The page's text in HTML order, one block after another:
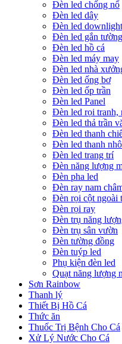
Đèn led chống nổ
Đèn led dây
Đèn led
Đèn led gắn tường
Đèn led hồ cá
Đèn led máy may
Đèn led nhà
Đèn led ống bơ
Đèn led ốp trần
Đèn led Panel
Đèn led rọi tranh,
Đèn led thả trần
Đèn led thanh
Đèn led thanh
Đèn led trang trí
Đèn năng lượng
Đèn pha led
Đèn ray nam
Đèn rọi cột ngoài
Đèn rọi ray
Đèn trụ năng
Đèn trụ sân vườn
Đèn tường đồng
Đèn tuýp led
Phụ kiện đèn led
Quạt năng lượng
Sơn Rainbow
Thanh lý
Thiết Bị Hồ Cá
Thức ăn
Thuốc Trị Bệnh Cho Cá
Xử Lý Nước Cho Cá